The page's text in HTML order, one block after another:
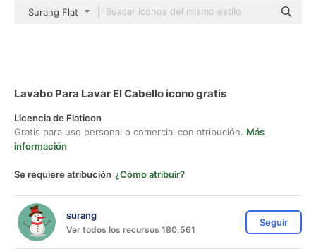
Surang Flat
Lavabo Para Lavar El Cabello icono gratis
Licencia de Flaticon
Gratis para uso personal o comercial con atribución. Más
información
Se requiere atribución ¿Cómo atribuir?
surang
Ver todos los recursos 180,561
Seguir